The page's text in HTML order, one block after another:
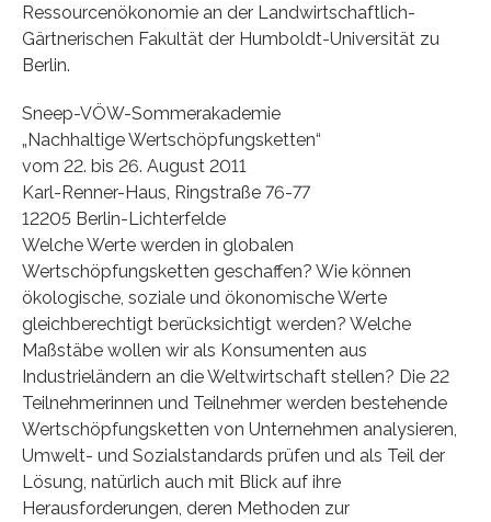
Ressourcenökonomie an der Landwirtschaftlich-
Gärtnerischen Fakultät der Humboldt-Universität zu
Berlin.
Sneep-VÖW-Sommerakademie
„Nachhaltige Wertschöpfungsketten“
vom 22. bis 26. August 2011
Karl-Renner-Haus, Ringstraße 76-77
12205 Berlin-Lichterfelde
Welche Werte werden in globalen
Wertschöpfungsketten geschaffen? Wie können
ökologische, soziale und ökonomische Werte
gleichberechtigt berücksichtigt werden? Welche
Maßstäbe wollen wir als Konsumenten aus
Industrieländern an die Weltwirtschaft stellen? Die 22
Teilnehmerinnen und Teilnehmer werden bestehende
Wertschöpfungsketten von Unternehmen analysieren,
Umwelt- und Sozialstandards prüfen und als Teil der
Lösung, natürlich auch mit Blick auf ihre
Herausforderungen, deren Methoden zur